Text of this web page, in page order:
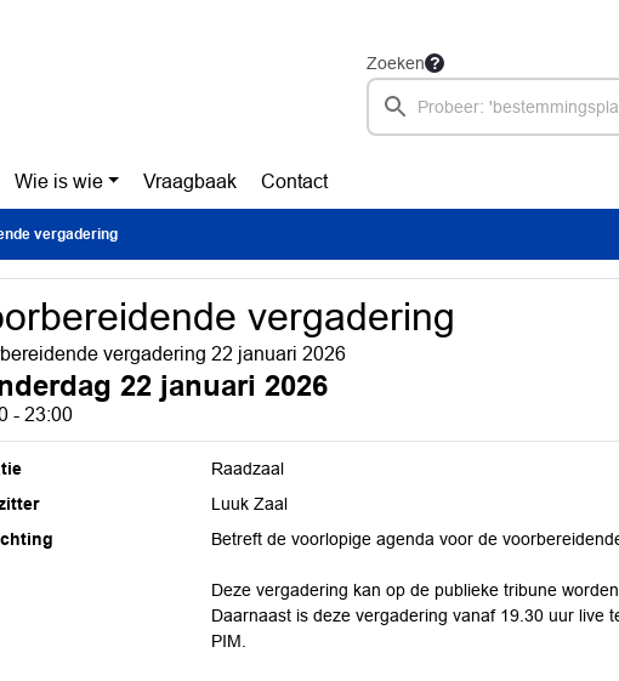
Zoeken
Wie is wie Vraagbaak Contact
vergadering
vergadering
vergadering 22 januari 2026
22 januari 2026
- 23:00
Raadzaal
Luuk Zaal
Betreft de voorlopige agenda voor de
Deze vergadering kan op de publieke tribune
Daarnaast is deze vergadering vanaf 19.30 uur live
PIM.